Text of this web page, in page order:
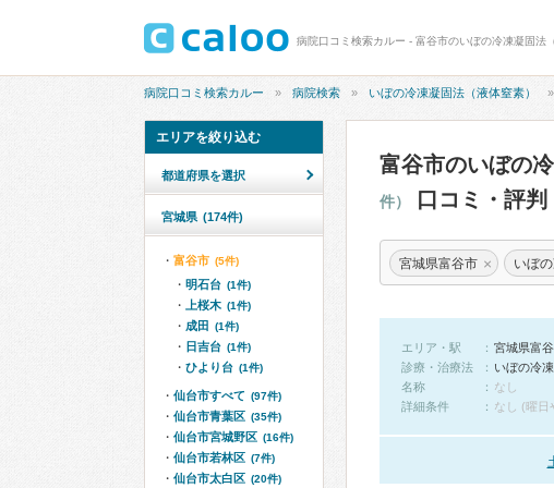
病院口コミ検索カルー 病院検索 いぼの冷凍凝固法（液体窒素）
富谷市のいぼの
件）
口コミ・評判
宮城県富谷市 × いぼ
エリア・駅
宮城県富
診療・治療法
いぼの冷
名称
なし
詳細条件
なし (曜日
エリアを絞り込む
都道府県を選択
宮城県 (174件)
富谷市 (5件)
明石台 (1件)
上桜木 (1件)
成田 (1件)
日吉台 (1件)
ひより台 (1件)
仙台市すべて (97件)
仙台市青葉区 (35件)
仙台市宮城野区 (16件)
仙台市若林区 (7件)
仙台市太白区 (20件)